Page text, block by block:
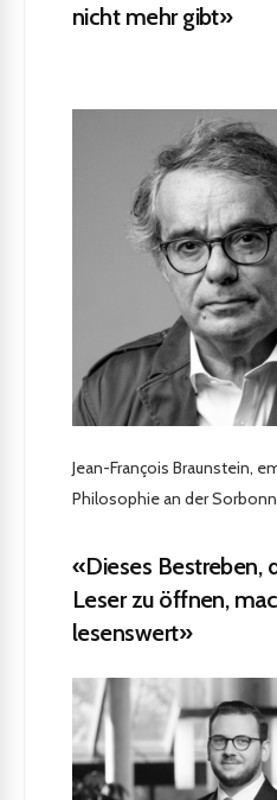
nicht mehr gibt»
Jean-François Braunstein,
Philosophie an der
«Dieses Bestreben,
Leser zu öffnen,
lesenswert»